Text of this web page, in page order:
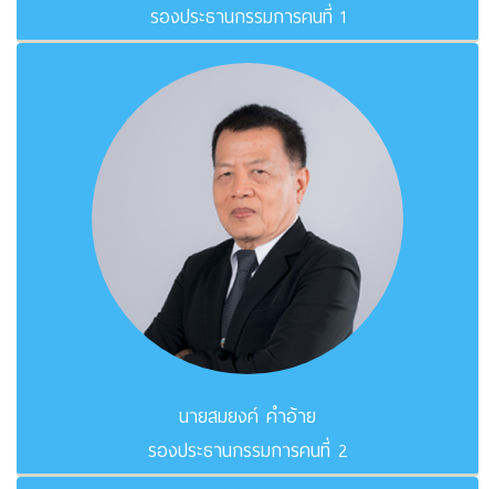
รองประธานกรรมการคนที่ 1
นายสมยงค์ คำอ้าย
รองประธานกรรมการคนที่ 2